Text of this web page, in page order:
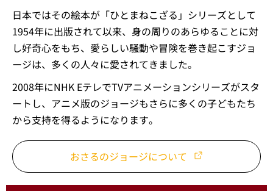
日本ではその絵本が「ひとまねこざる」シリーズとして
1954年に出版されて以来、身の周りのあらゆることに対
し好奇心をもち、愛らしい騒動や冒険を巻き起こすジョ
ージは、多くの人々に愛されてきました。
2008年にNHK EテレでTVアニメーションシリーズがスタ
ートし、アニメ版のジョージもさらに多くの子どもたち
から支持を得るようになります。
おさるのジョージについて